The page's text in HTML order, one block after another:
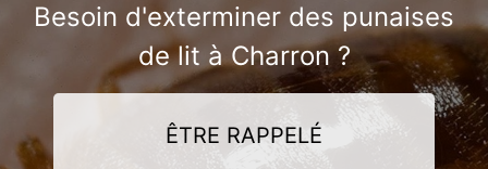
Besoin d'exterminer des punaises
de lit à Charron ?
ÊTRE RAPPELÉ